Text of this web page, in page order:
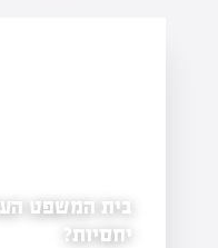
בית המשפט
יחסיות?